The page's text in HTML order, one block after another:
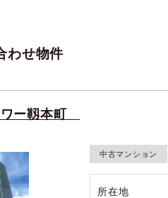
わせ物件
ワー靱本町
中古マンション
所在地